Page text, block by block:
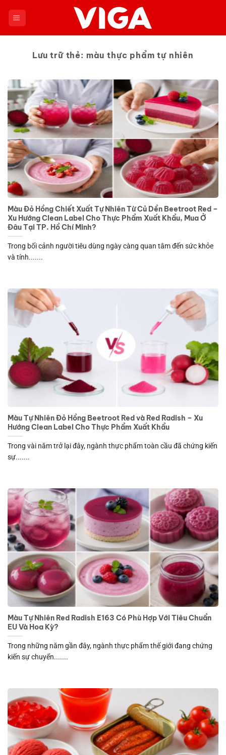
Lưu trữ thẻ: màu thực phẩm tự nhiên
Màu Đỏ Hồng Chiết Xuất Tự Nhiên Từ Củ Dền Beetroot Red –
Xu Hướng Clean Label Cho Thực Phẩm Xuất Khẩu, Mua Ở
Đâu Tại TP. Hồ Chí Minh?
Trong bối cảnh người tiêu dùng ngày càng quan tâm đến sức khỏe
và tính.......
Màu Tự Nhiên Đỏ Hồng Beetroot Red và Red Radish – Xu
Hướng Clean Label Cho Thực Phẩm Xuất Khẩu
Trong vài năm trở lại đây, ngành thực phẩm toàn cầu đã chứng kiến
sự.......
Màu Tự Nhiên Red Radish E163 Có Phù Hợp Với Tiêu Chuẩn
EU Và Hoa Kỳ?
Trong những năm gần đây, ngành thực phẩm thế giới đang chứng
kiến sự chuyển.......